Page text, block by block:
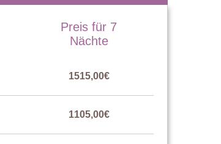
Preis für 7
Nächte
1515,00€
1105,00€